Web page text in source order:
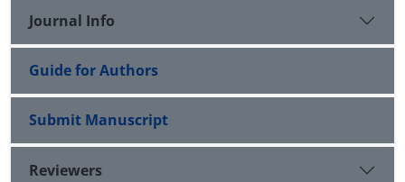
Journal Info
Guide for Authors
Submit Manuscript
Reviewers